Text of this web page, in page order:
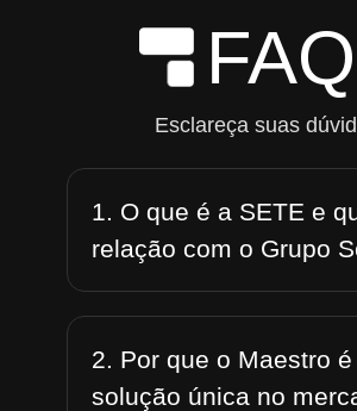
Esclareça suas
1. O que é a SETE e
relação com o Grupo
2. Por que o Maestro
solução única no